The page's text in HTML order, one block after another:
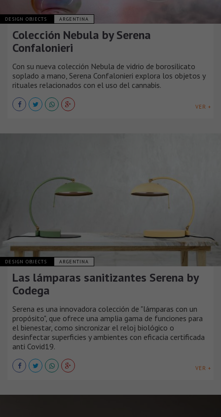
DESIGN OBJECTS ARGENTINA
Colección Nebula by Serena
Confalonieri
Con su nueva colección Nebula de vidrio de borosilicato
soplado a mano, Serena Confalonieri explora los objetos y
rituales relacionados con el uso del cannabis.
VER +
DESIGN OBJECTS ARGENTINA
Las lámparas sanitizantes Serena by
Codega
Serena es una innovadora colección de "lámparas con un
propósito", que ofrece una amplia gama de funciones para
el bienestar, como sincronizar el reloj biológico o
desinfectar superficies y ambientes con eficacia certificada
anti Covid19.
VER +